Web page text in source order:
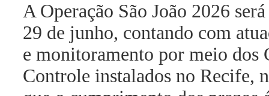
A Operação São João 2026
29 de junho, contando com
e monitoramento por meio dos
Controle instalados no Recife,